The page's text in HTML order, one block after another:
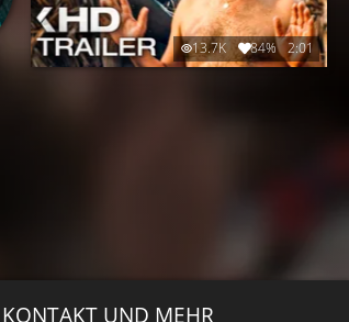
13.7K 84% 2:01
KONTAKT UND MEHR